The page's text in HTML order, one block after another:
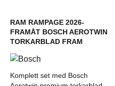
RAM RAMPAGE 2026-
FRAMÅT BOSCH AEROTWIN
TORKARBLAD FRAM
Komplett set med Bosch